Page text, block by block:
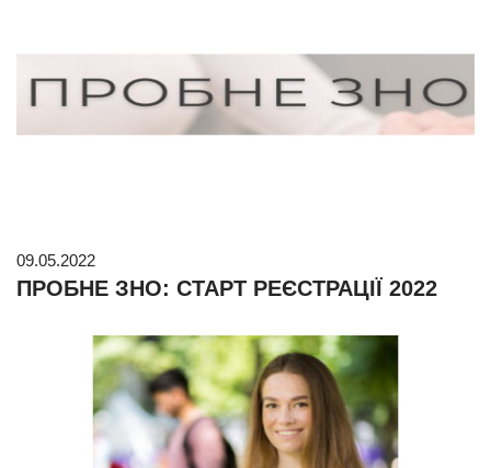
09.05.2022
ПРОБНЕ ЗНО: СТАРТ РЕЄСТРАЦІЇ 2022